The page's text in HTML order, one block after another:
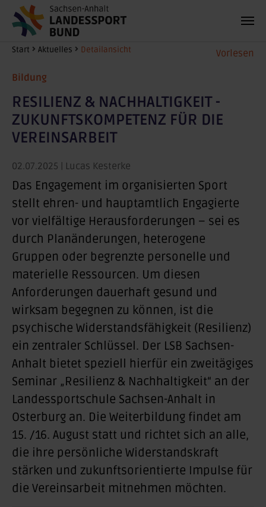
Zum Hauptinhalt springen Vorlesen
Sie sind hier:
Start Aktuelles Detailansicht
Bildung
RESILIENZ & NACHHALTIGKEIT -
ZUKUNFTSKOMPETENZ FÜR DIE
VEREINSARBEIT
02.07.2025 | Lucas Kesterke
Das Engagement im organisierten Sport
stellt ehren- und hauptamtlich Engagierte
vor vielfältige Herausforderungen – sei es
durch Planänderungen, heterogene
Gruppen oder begrenzte personelle und
materielle Ressourcen. Um diesen
Anforderungen dauerhaft gesund und
wirksam begegnen zu können, ist die
psychische Widerstandsfähigkeit (Resilienz)
ein zentraler Schlüssel. Der LSB Sachsen-
Anhalt bietet speziell hierfür ein zweitägiges
Seminar „Resilienz & Nachhaltigkeit“ an der
Landessportschule Sachsen-Anhalt in
Osterburg an. Die Weiterbildung findet am
15. /16. August statt und richtet sich an alle,
die ihre persönliche Widerstandskraft
stärken und zukunftsorientierte Impulse für
die Vereinsarbeit mitnehmen möchten.